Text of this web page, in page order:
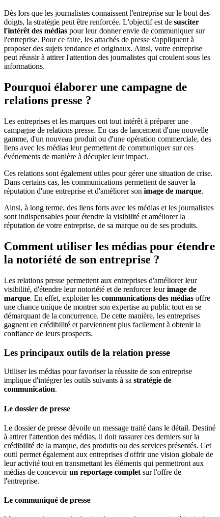
Dès lors que les journalistes connaissent l'entreprise sur le bout des
doigts, la stratégie peut être renforcée. L'objectif est de susciter
l'intérêt des médias pour leur donner envie de communiquer sur
l'entreprise. Pour ce faire, les attachés de presse s'appliquent à
proposer des sujets tendance et originaux. Ainsi, votre entreprise
peut réussir à attirer l'attention des journalistes qui croulent sous les
informations.
Pourquoi élaborer une campagne de
relations presse ?
Les entreprises et les marques ont tout intérêt à préparer une
campagne de relations presse. En cas de lancement d'une nouvelle
gamme, d'un nouveau produit ou d'une opération commerciale, des
liens avec les médias leur permettent de communiquer sur ces
événements de manière à décupler leur impact.
Ces relations sont également utiles pour gérer une situation de crise.
Dans certains cas, les communications permettent de sauver la
réputation d'une entreprise et d'améliorer son image de marque.
Ainsi, à long terme, des liens forts avec les médias et les journalistes
sont indispensables pour étendre la visibilité et améliorer la
réputation de votre entreprise, de sa marque ou de ses produits.
Comment utiliser les médias pour étendre
la notoriété de son entreprise ?
Les relations presse permettent aux entreprises d'améliorer leur
visibilité, d'étendre leur notoriété et de renforcer leurimage de
marque. En effet, exploiter les communications des médias offre
une chance unique de montrer son expertise au public tout en se
démarquant de la concurrence. De cette manière, les entreprises
gagnent en crédibilité et parviennent plus facilement à obtenir la
confiance de leurs prospects.
Les principaux outils de la relation presse
Utiliser les médias pour favoriser la réussite de son entreprise
implique d'intégrer les outils suivants à sa stratégie de
communication.
Le dossier de presse
Le dossier de presse dévoile un message traité dans le détail. Destiné
à attirer l'attention des médias, il doit rassurer ces derniers sur la
crédibilité de la marque, des produits ou des services présentés. Cet
outil permet également aux entreprises d'offrir une vision globale de
leur activité tout en transmettant les éléments qui permettront aux
médias de concevoirun reportage complet sur l'offre de
l'entreprise.
Le communiqué de presse